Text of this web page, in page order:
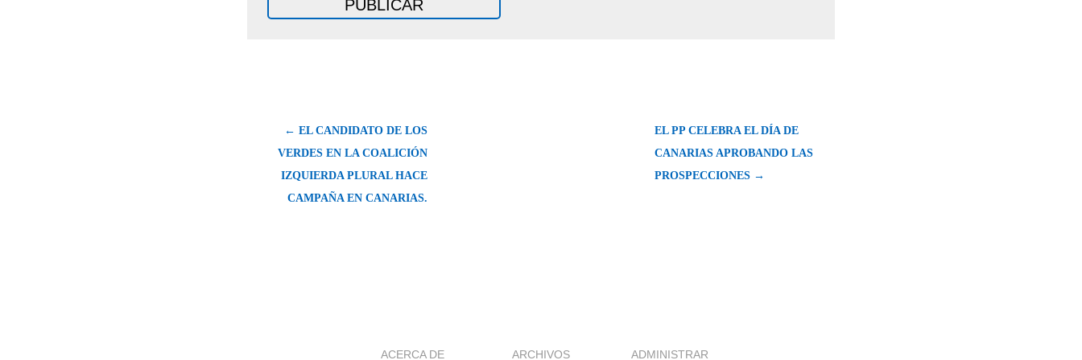
← EL CANDIDATO DE LOS
VERDES EN LA COALICIÓN
IZQUIERDA PLURAL HACE
CAMPAÑA EN CANARIAS.
EL PP CELEBRA EL DÍA DE
CANARIAS APROBANDO LAS
PROSPECCIONES →
ACERCA DE ARCHIVOS ADMINISTRAR